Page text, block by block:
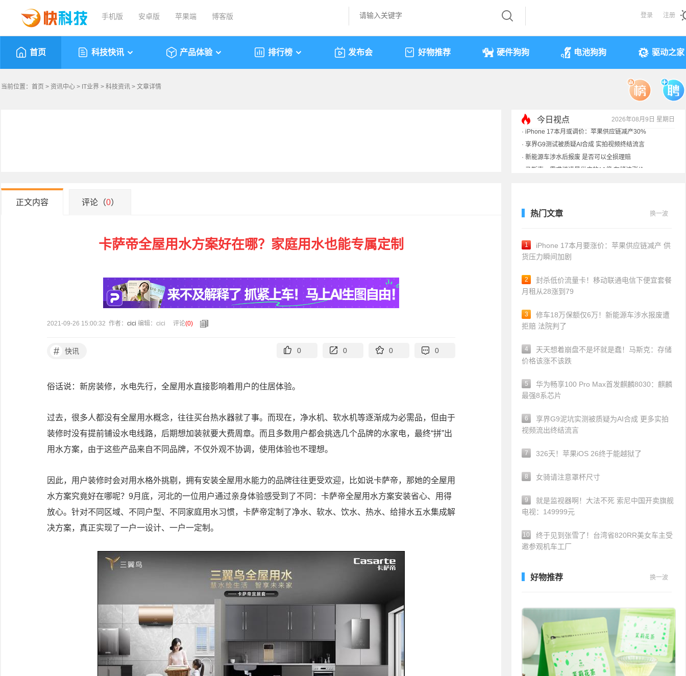
手机版 安卓版 苹果端 博客版 登录 注册
首页 科技快讯 产品体验 排行榜 发布会 好物推荐 硬件狗狗 电池狗狗 驱动之家
当前位置： 首页 > 资讯中心 > IT业界 > 科技资讯 > 文章详情
今日视点 2026年08月9日 星期日
· 马斯克：需求增速是供应的10倍 存储该涨价
· iPhone 17本月或调价：苹果供应链减产30%
· 享界G9测试被质疑AI合成 实拍视频终结流言
正文内容 评论（0）
卡萨帝全屋用水方案好在哪？家庭用水也能专属定制
2021-09-26 15:00:32 作者： cici 编辑：cici 评论(0)
# 快讯 0 0 0 0
俗话说：新房装修，水电先行，全屋用水直接影响着用户的住居体验。
过去，很多人都没有全屋用水概念，往往买台热水器就了事。而现在，净水机、软水机等逐渐成为必需品，但由于
装修时没有提前铺设水电线路，后期想加装就要大费周章。而且多数用户都会挑选几个品牌的水家电，最终“拼”出
用水方案，由于这些产品来自不同品牌，不仅外观不协调，使用体验也不理想。
因此，用户装修时会对用水格外挑剔，拥有安装全屋用水能力的品牌往往更受欢迎，比如说卡萨帝，那她的全屋用
水方案究竟好在哪呢？9月底，河北的一位用户通过亲身体验感受到了不同：卡萨帝全屋用水方案安装省心、用得
放心。针对不同区域、不同户型、不同家庭用水习惯，卡萨帝定制了净水、软水、饮水、热水、给排水五水集成解
决方案，真正实现了一户一设计、一户一定制。
热门文章 换一波
1
iPhone 17本月要涨价：苹果供应链减产 供
货压力瞬间加剧
2
封杀低价流量卡！移动联通电信下便宜套餐
月租从28涨到79
3
修车18万保额仅6万！新能源车涉水报废遭
拒赔 法院判了
4
天天想着崩盘不是坏就是蠢！马斯克：存储
价格该涨不该跌
5
华为畅享100 Pro Max首发麒麟8030：麒麟
最强8系芯片
6
享界G9泥坑实测被质疑为AI合成 更多实拍
视频流出终结流言
7 326天！苹果iOS 26终于能越狱了
8 女骑请注意罩杯尺寸
9
就是监视器啊！大法不死 索尼中国开卖旗舰
电视：149999元
10
终于见到张雪了！台湾省820RR美女车主受
邀参观机车工厂
好物推荐 换一波